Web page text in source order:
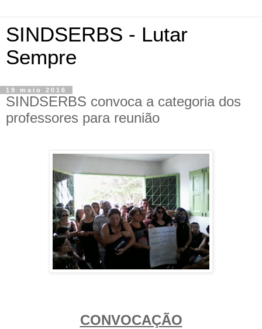
SINDSERBS - Lutar
Sempre
19 maio 2016
SINDSERBS convoca a categoria dos
professores para reunião
CONVOCAÇÃO